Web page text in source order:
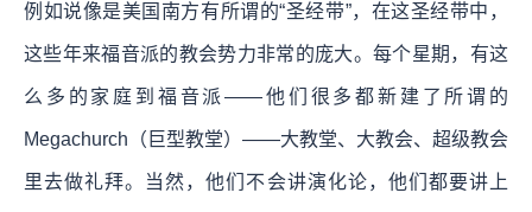
例如说像是美国南方有所谓的“圣经带”，在这圣经带中，
这些年来福音派的教会势力非常的庞大。每个星期，有这
么多的家庭到福音派——他们很多都新建了所谓的
Megachurch（巨型教堂）——大教堂、大教会、超级教会
里去做礼拜。当然，他们不会讲演化论，他们都要讲上